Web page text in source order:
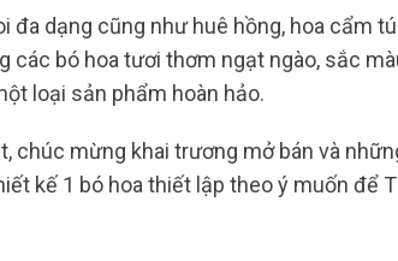
đa dạng cũng như huê hồng, hoa cẩm
các bó hoa tươi thơm ngạt ngào, sắc
loại sản phẩm hoàn hảo.
chúc mừng khai trương mở bán và
kế 1 bó hoa thiết lập theo ý muốn để